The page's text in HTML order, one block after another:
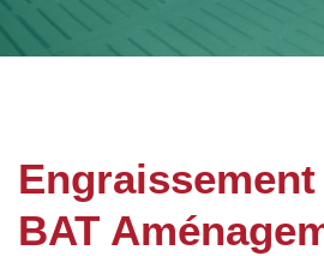
Engraissement
BAT